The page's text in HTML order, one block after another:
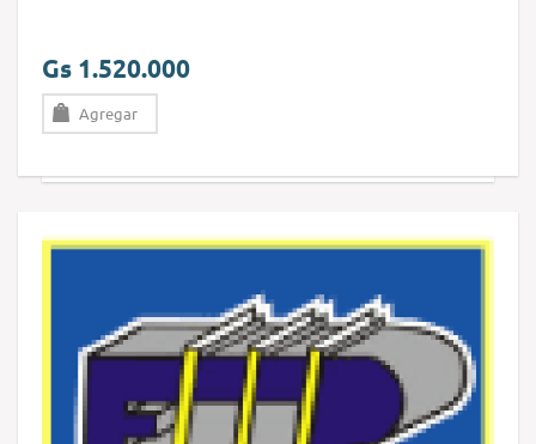
Gs 1.520.000
Agregar